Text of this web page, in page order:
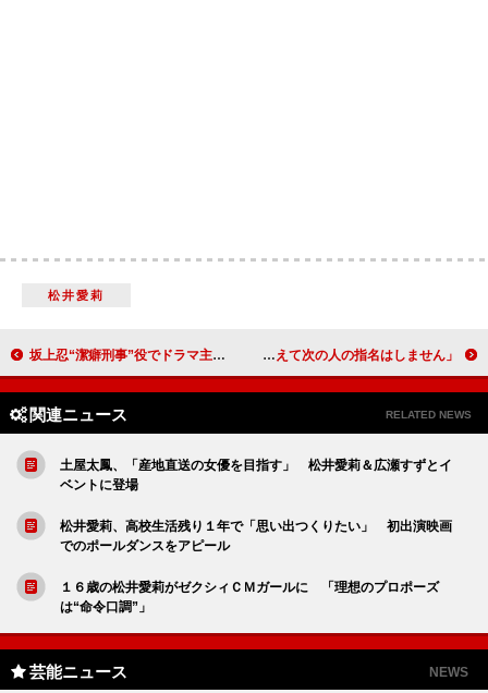
松井愛莉
坂上忍“潔癖刑事”役でドラマ主演 温水洋一「彼はやっぱり俳優」 海老蔵がアイス・バケツ・チャレンジに挑戦 「あえて次の人の指名はしません」
関連ニュース RELATED NEWS
土屋太鳳、「産地直送の女優を目指す」 松井愛莉＆広瀬すずとイ
ベントに登場
松井愛莉、高校生活残り１年で「思い出つくりたい」 初出演映画
でのポールダンスをアピール
１６歳の松井愛莉がゼクシィＣＭガールに 「理想のプロポーズ
は“命令口調”」
芸能ニュース NEWS